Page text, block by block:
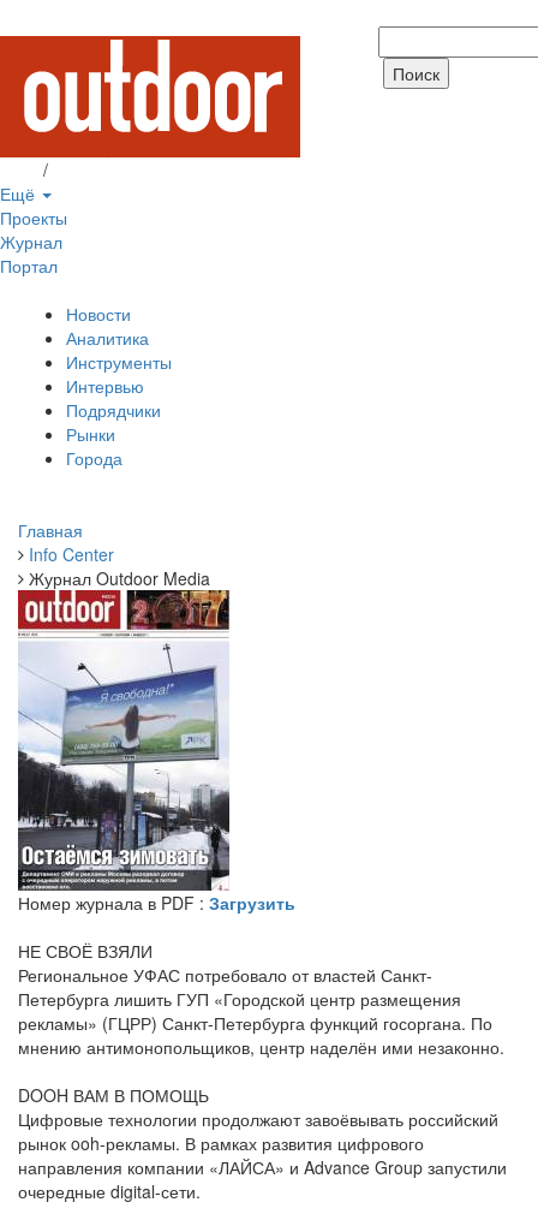
/
Ещё
Проекты
Журнал
Портал
Новости
Аналитика
Инструменты
Интервью
Подрядчики
Рынки
Города
Главная
Info Center
Журнал Outdoor Media
Номер журнала в PDF : Загрузить
НЕ СВОЁ ВЗЯЛИ
Региональное УФАС потребовало от властей Санкт-
Петербурга лишить ГУП «Городской центр размещения
рекламы» (ГЦРР) Санкт-Петербурга функций госоргана. По
мнению антимонопольщиков, центр наделён ими незаконно.
DOOH ВАМ В ПОМОЩЬ
Цифровые технологии продолжают завоёвывать российский
рынок ooh-рекламы. В рамках развития цифрового
направления компании «ЛАЙСА» и Advance Group запустили
очередные digital-сети.